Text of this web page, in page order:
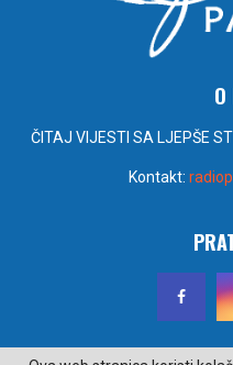
O
ČITAJ VIJESTI SA LJEPŠE
Kontakt: